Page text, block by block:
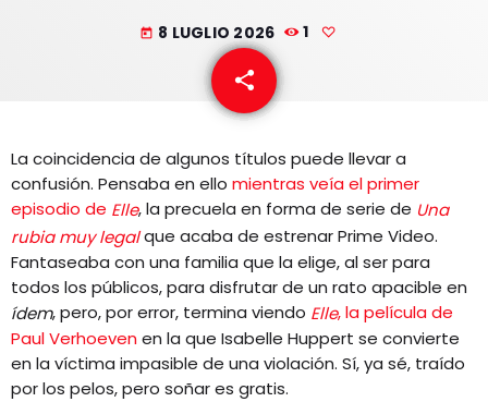
NUESTRAS FRECUENCIAS
NOTICIAS
CONTACTO
today 8 LUGLIO 2026 1
share
email
La coincidencia de algunos títulos puede llevar a
confusión. Pensaba en ello mientras veía el primer
episodio de Elle, la precuela en forma de serie de Una
rubia muy legalque acaba de estrenar Prime Video.
Fantaseaba con una familia que la elige, al ser para
todos los públicos, para disfrutar de un rato apacible en
ídem, pero, por error, termina viendo Elle, la película de
Paul Verhoevenen la que Isabelle Huppert se convierte
en la víctima impasible de una violación. Sí, ya sé, traído
por los pelos, pero soñar es gratis.